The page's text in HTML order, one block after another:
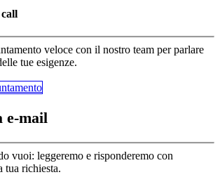
veloce con il nostro team per parlare
tue esigenze.
e-mail
vuoi: leggeremo e risponderemo con
tua richiesta.